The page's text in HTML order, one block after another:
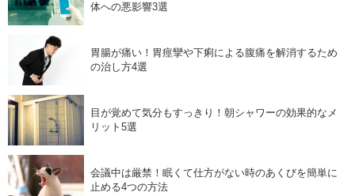
体への悪影響3選
胃腸が痛い！胃痙攣や下痢による腹痛を解消するため
の治し方4選
目が覚めて気分もすっきり！朝シャワーの効果的なメ
リット5選
会議中は厳禁！眠くて仕方がない時のあくびを簡単に
止める4つの方法